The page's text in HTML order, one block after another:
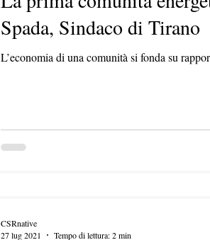
Spada, Sindaco di Tirano
L’economia di una comunità si fonda su
CSRnative
27 lug 2021
Tempo di lettura: 2 min